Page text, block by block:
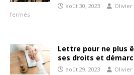
août 30, 2023
fermés
Lettre pour ne plus
ses droits et
août 29, 2023